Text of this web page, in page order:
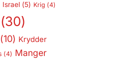
Israel(5) Krig (4)
(30)
Krydder
(4) Manger